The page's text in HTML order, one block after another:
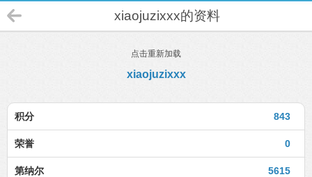
xiaojuzixxx的资料
点击重新加载
xiaojuzixxx
843
积分
0
荣誉
5615
第纳尔